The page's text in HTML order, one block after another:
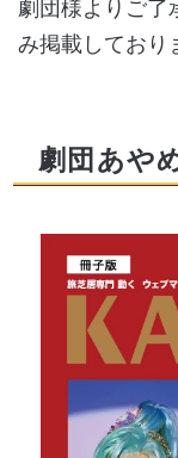
劇団様よりご了
み掲載しており
劇団あや